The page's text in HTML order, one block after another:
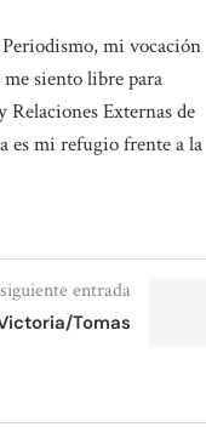
mi vocación
me siento libre para
Relaciones Externas de
es mi refugio frente a la
siguiente entrada
Tomas